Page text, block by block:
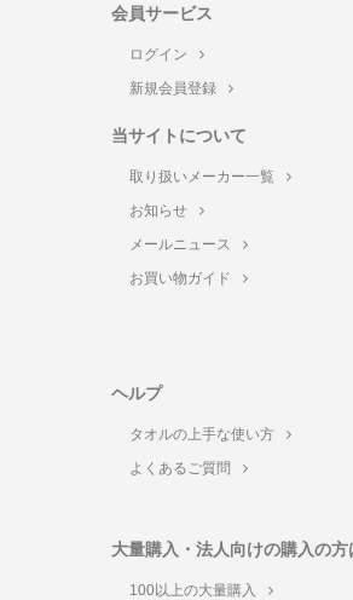
会員サービス
ログイン
新規会員登録
当サイトについて
取り扱いメーカー一覧
お知らせ
メールニュース
お買い物ガイド
ヘルプ
タオルの上手な使い方
よくあるご質問
大量購入・法人向けの購入の方
100以上の大量購入